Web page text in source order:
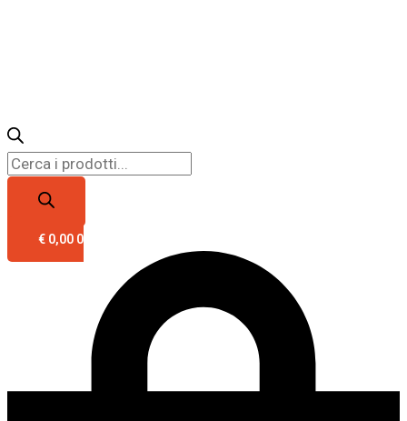
€ 0,00 0